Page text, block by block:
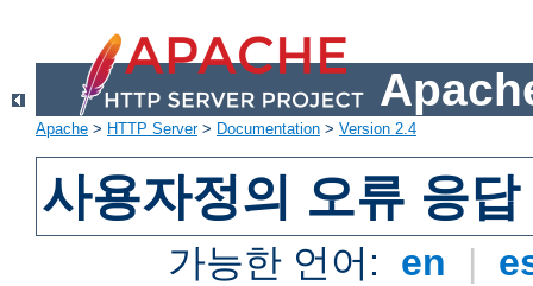
Apache > HTTP Server> Documentation > Version 2.4
사용자정의 오류 응답
가능한 언어: en |